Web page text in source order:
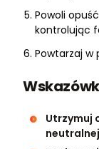
Powoli
kontrolując
Powtarzaj w
Utrzymuj